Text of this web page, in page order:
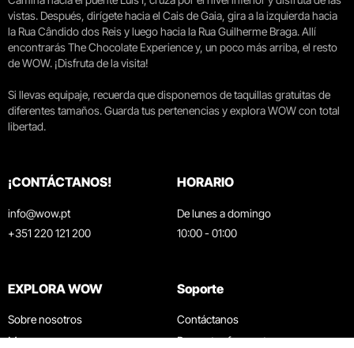
vistas. Después, dirígete hacia el Cais de Gaia, gira a la izquierda hacia
la Rua Cândido dos Reis y luego hacia la Rua Guilherme Braga. Allí
encontrarás The Chocolate Experience y, un poco más arriba, el resto
de WOW. ¡Disfruta de la visita!
Si llevas equipaje, recuerda que disponemos de taquillas gratuitas de
diferentes tamaños. Guarda tus pertenencias y explora WOW con total
libertad.
¡CONTÁCTANOS!
info@wow.pt
+351 220 121 200
HORARIO
De lunes a domingo
10:00 - 01:00
EXPLORA WOW
Sobre nosotros
Museos
Soporte
Contáctanos
Preguntas frecuentes